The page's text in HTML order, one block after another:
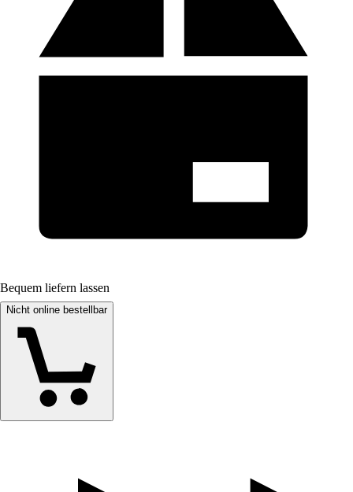
Bequem liefern lassen
Nicht online bestellbar